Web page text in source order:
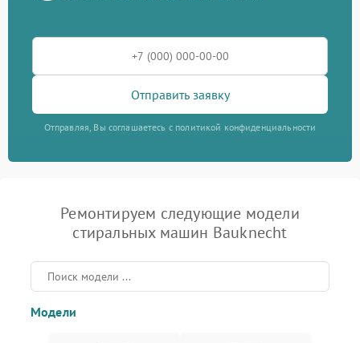
Отправить заявку
Отправляя, Вы соглашаетесь с политикой конфиденциальности
Ремонтируем следующие модели
стиральных машин Bauknecht
Модели